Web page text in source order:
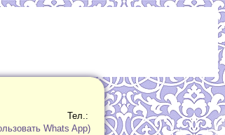
Тел.:
Whats App)